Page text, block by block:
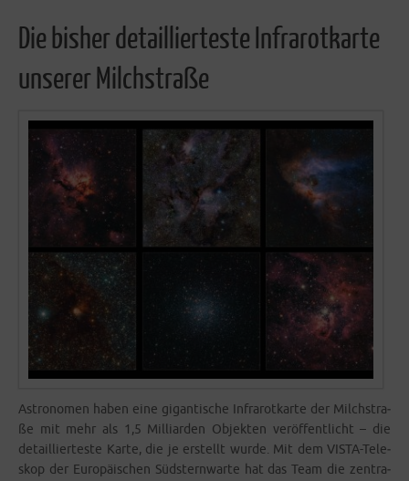
Die bisher detaillierteste Infrarotkarte
unserer Milchstraße
Astro­no­men haben eine gigan­ti­sche Infra­rot­kar­te der Milch­stra­
ße mit mehr als 1,5 Mil­li­ar­den Objek­ten ver­öf­fent­licht – die
detail­lier­tes­te Kar­te, die je erstellt wur­de. Mit dem VIS­­TA-Tele­­
skop der Euro­päi­schen Süd­stern­war­te hat das Team die zen­tra­